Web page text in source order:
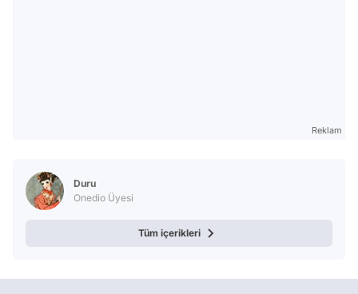
Reklam
Duru
Onedio Üyesi
Tüm içerikleri